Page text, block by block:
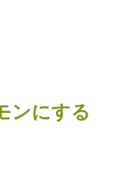
ンにする